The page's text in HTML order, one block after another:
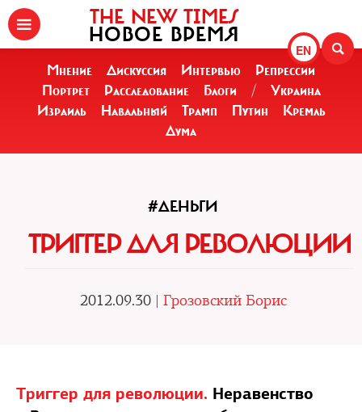
EN
THE NEW TIMES
НОВОЕ ВРЕМЯ
Мнение Дискуссия Интервью
Репрессии
Портрет
Расследование Блоги /
Украина
Израиль
Навальный Трамп Путин
Кремль
Дума
#ДЕНЬГИ
ТРИГГЕР ДЛЯ РЕВОЛЮЦИИ
2012.09.30 | Грозовский Борис
Триггер для революции. Неравенство